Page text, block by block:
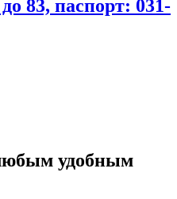
83, паспорт: 031-
удобным